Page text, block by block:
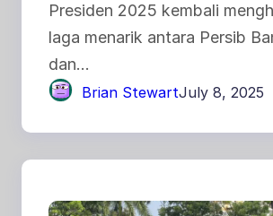
Presiden 2025 kembali
laga menarik antara Persib
dan…
Brian StewartJuly 8, 2025